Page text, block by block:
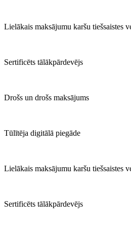
Lielākais maksājumu karšu tiešsaistes
Sertificēts tālākpārdevējs
Drošs un drošs maksājums
Tūlītēja digitālā piegāde
Lielākais maksājumu karšu tiešsaistes
Sertificēts tālākpārdevējs